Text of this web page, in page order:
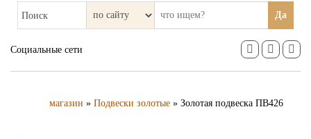
Поиск Да
Социальные сети
магазин » Подвески золотые » Золотая подвеска ПВ426